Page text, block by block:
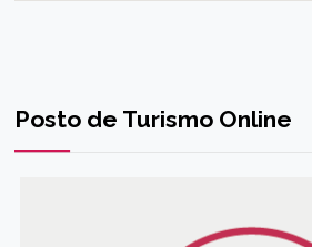
Posto de Turismo Online